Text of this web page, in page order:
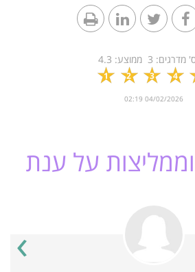
מדרגים: 3 ממוצע: 4.3
1 2 3 4
04/02/2026 02:19
על ענת
›